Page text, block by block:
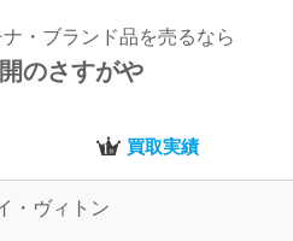
・ブランド品を売るなら
のさすがや
買取実績
・ヴィトン